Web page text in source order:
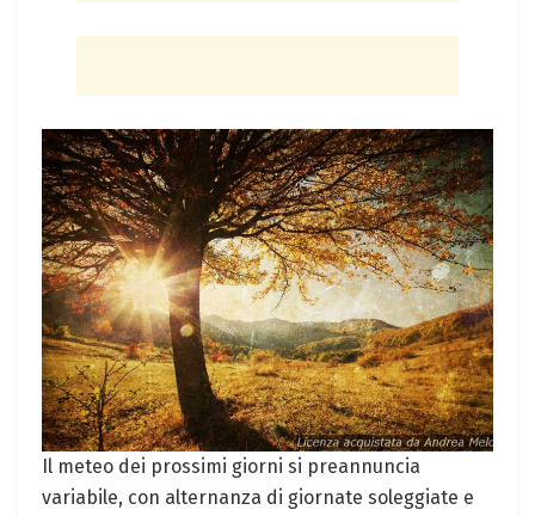
Il meteo dei‌ prossimi giorni si ⁢preannuncia
variabile, con alternanza di giornate⁤ soleggiate ⁣e